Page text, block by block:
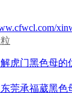
虎门黑色母的
莞承福葳黑色